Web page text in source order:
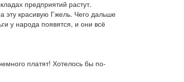
предприятий растут.
эту красивую Гжель. Чего дальше
у народа появятся, и они всё
платят! Хотелось бы по-